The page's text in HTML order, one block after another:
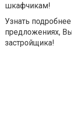
шкафчикам!
Узнать
предложениях,
застройщика!